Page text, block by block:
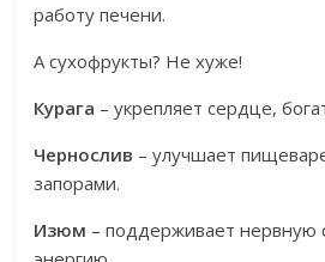
работу печени.
А сухофрукты? Не хуже!
Курага – укрепляет сердце,
Чернослив – улучшает
запорами.
Изюм – поддерживает нервную